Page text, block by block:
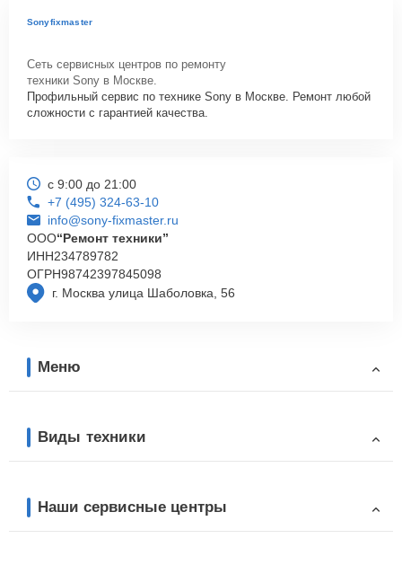
Sonyfixmaster
Сеть сервисных центров по ремонту
техники Sony в Москве.
Профильный сервис по технике Sony в Москве. Ремонт любой
сложности с гарантией качества.
г. Москва улица Шаболовка, 56
с 9:00 до 21:00
+7 (495) 324-63-10
info@sony-fixmaster.ru
ООО“Ремонт техники”
ИНН234789782
ОГРН98742397845098
Меню
Виды техники
Наши сервисные центры